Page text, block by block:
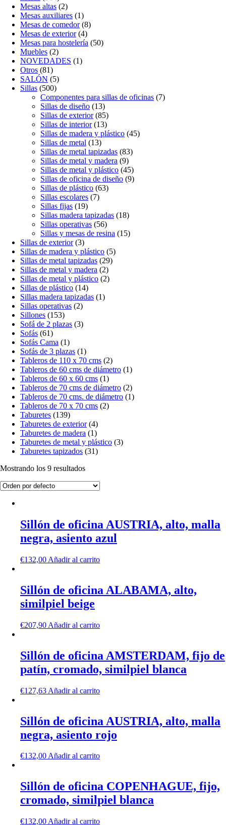
Mesas altas (2)
Mesas auxiliares (1)
Mesas de comedor (8)
Mesas de exterior (4)
Mesas para hostelería (50)
Muebles (2)
NOVEDADES (1)
Otros (81)
SALÓN (5)
Sillas (500)
Componentes para sillas de oficinas (7)
Sillas de diseño (13)
Sillas de exterior (85)
Sillas de interior (13)
Sillas de madera y plástico (45)
Sillas de metal (13)
Sillas de metal tapizadas (83)
Sillas de metal y madera (9)
Sillas de metal y plástico (45)
Sillas de oficina de diseño (9)
Sillas de plástico (63)
Sillas escolares (7)
Sillas fijas (19)
Sillas madera tapizadas (18)
Sillas operativas (56)
Sillas y mesas de resina (15)
Sillas de exterior (3)
Sillas de madera y plástico (5)
Sillas de metal tapizadas (29)
Sillas de metal y madera (2)
Sillas de metal y plástico (2)
Sillas de plástico (14)
Sillas madera tapizadas (1)
Sillas operativas (2)
Sillones (153)
Sofá de 2 plazas (3)
Sofás (61)
Sofás Cama (1)
Sofás de 3 plazas (1)
Tableros de 110 x 70 cms (2)
Tableros de 60 cms de diámetro (1)
Tableros de 60 x 60 cms (1)
Tableros de 70 cms de diámetro (2)
Tableros de 70 cms. de diámetro (1)
Tableros de 70 x 70 cms (2)
Taburetes (139)
Taburetes de exterior (4)
Taburetes de madera (1)
Taburetes de metal y plástico (3)
Taburetes tapizados (31)
Mostrando los 9 resultados
Sillón de oficina AUSTRIA, alto, malla
negra, asiento azul
€132,00 Añadir al carrito
Sillón de oficina ALABAMA, alto,
similpiel beige
€207,90 Añadir al carrito
Sillón de oficina AMSTERDAM, fijo de
patín, cromado, similpiel blanca
€127,63 Añadir al carrito
Sillón de oficina AUSTRIA, alto, malla
negra, asiento rojo
€132,00Añadir al carrito
Sillón de oficina COPENHAGUE, fijo,
cromado, similpiel blanca
€132,00 Añadir al carrito